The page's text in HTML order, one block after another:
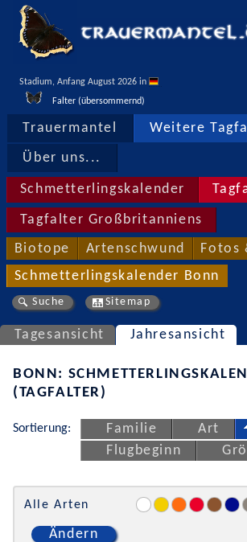
Stadium, Anfang August 2026 in
Falter (übersommernd)
Trauermantel Weitere
Über uns...
Schmetterlingskalender
Tagfalter Großbritanniens
Biotope Artenschwund Fotos
Schmetterlingskalender Bonn
Suche Sitemap
Tagesansicht Jahresansicht
BONN:
(TAGFALTER)
Sortierung: Familie Art
Flugbeginn
Alle Arten
Ändern